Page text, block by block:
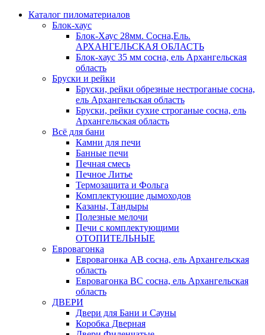
Каталог пиломатериалов
Блок-хаус
Блок-Хаус 28мм. Сосна,Ель.
АРХАНГЕЛЬСКАЯ ОБЛАСТЬ
Блок-хаус 35 мм сосна, ель Архангельская
область
Бруски и рейки
Бруски, рейки обрезные нестроганые сосна,
ель Архангельская область
Бруски, рейки сухие строганые сосна, ель
Архангельская область
Всё для бани
Камни для печи
Банные печи
Печная смесь
Печное Литье
Термозащита и Фольга
Комплектующие дымоходов
Казаны, Тандыры
Полезные мелочи
Печи с комплектующими
ОТОПИТЕЛЬНЫЕ
Евровагонка
Евровагонка АВ сосна, ель Архангельская
область
Евровагонка ВС сосна, ель Архангельская
область
ДВЕРИ
Двери для Бани и Сауны
Коробка Дверная